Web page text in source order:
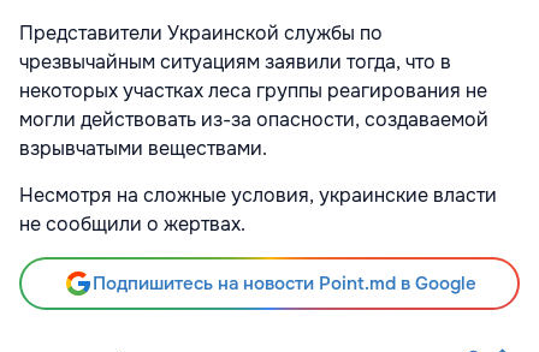
Представители Украинской службы по
чрезвычайным ситуациям заявили тогда, что в
некоторых участках леса группы реагирования не
могли действовать из-за опасности, создаваемой
взрывчатыми веществами.
Несмотря на сложные условия, украинские власти
не сообщили о жертвах.
Подпишитесь на новости Point.md в Google